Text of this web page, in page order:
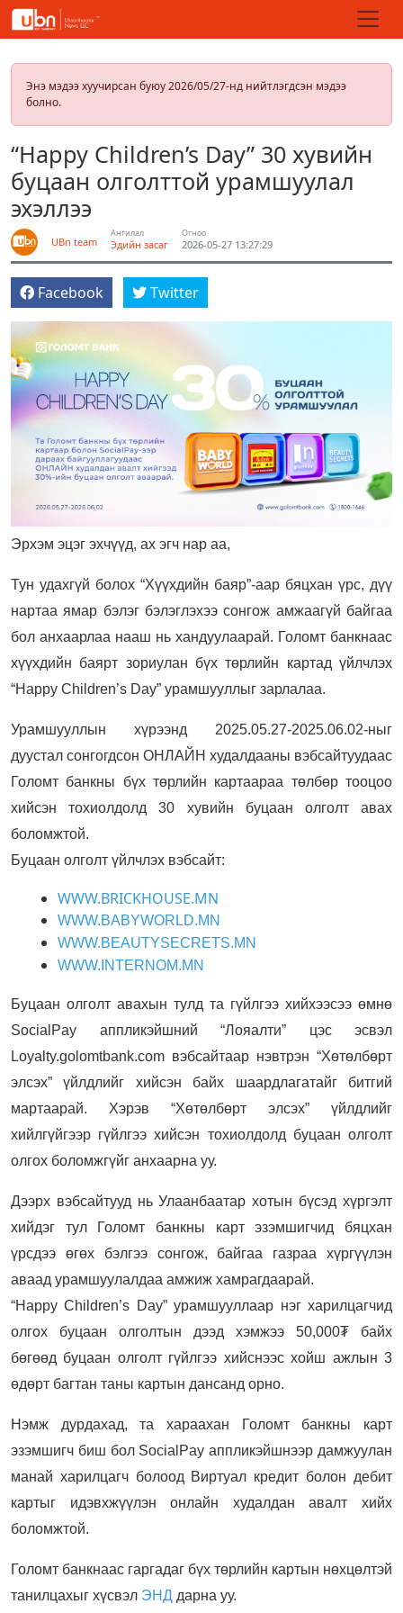
Энэ мэдээ хуучирсан буюу 2026/05/27-нд нийтлэгдсэн мэдээ
болно.
“Happy Children’s Day” 30 хувийн
буцаан олголттой урамшуулал
эхэллээ
UBn team
Ангилал
Эдийн засаг
Огноо
2026-05-27 13:27:29
Facebook Twitter
Эрхэм эцэг эхчүүд, ах эгч нар аа,
Тун удахгүй болох “Хүүхдийн баяр”-аар бяцхан үрс, дүү
нартаа ямар бэлэг бэлэглэхээ сонгож амжаагүй байгаа
бол анхаарлаа нааш нь хандуулаарай. Голомт банкнаас
хүүхдийн баярт зориулан бүх төрлийн картад үйлчлэх
“Happy Children’s Day” урамшууллыг зарлалаа.
Урамшууллын хүрээнд 2025.05.27-2025.06.02-ныг
дуустал сонгогдсон ОНЛАЙН худалдааны вэбсайтуудаас
Голомт банкны бүх төрлийн картаараа төлбөр тооцоо
хийсэн тохиолдолд 30 хувийн буцаан олголт авах
боломжтой.
Буцаан олголт үйлчлэх вэбсайт:
WWW.BRICKHOUSE.MN
WWW.BABYWORLD.MN
WWW.BEAUTYSECRETS.MN
WWW.INTERNOM.MN
Буцаан олголт авахын тулд та гүйлгээ хийхээсээ өмнө
SocialPay аппликэйшний “Лояалти” цэс эсвэл
Loyalty.golomtbank.com вэбсайтаар нэвтрэн “Хөтөлбөрт
элсэх” үйлдлийг хийсэн байх шаардлагатайг битгий
мартаарай. Хэрэв “Хөтөлбөрт элсэх” үйлдлийг
хийлгүйгээр гүйлгээ хийсэн тохиолдолд буцаан олголт
олгох боломжгүйг анхаарна уу.
Дээрх вэбсайтууд нь Улаанбаатар хотын бүсэд хүргэлт
хийдэг тул Голомт банкны карт эзэмшигчид бяцхан
үрсдээ өгөх бэлгээ сонгож, байгаа газраа хүргүүлэн
аваад урамшуулалдаа амжиж хамрагдаарай.
“Happy Children’s Day” урамшууллаар нэг харилцагчид
олгох буцаан олголтын дээд хэмжээ 50,000₮ байх
бөгөөд буцаан олголт гүйлгээ хийснээс хойш ажлын 3
өдөрт багтан таны картын дансанд орно.
Нэмж дурдахад, та хараахан Голомт банкны карт
эзэмшигч биш бол SocialPay аппликэйшнээр дамжуулан
манай харилцагч болоод Виртуал кредит болон дебит
картыг идэвхжүүлэн онлайн худалдан авалт хийх
боломжтой.
Голомт банкнаас гаргадаг бүх төрлийн картын нөхцөлтэй
танилцахыг хүсвэл ЭНД дарна уу.